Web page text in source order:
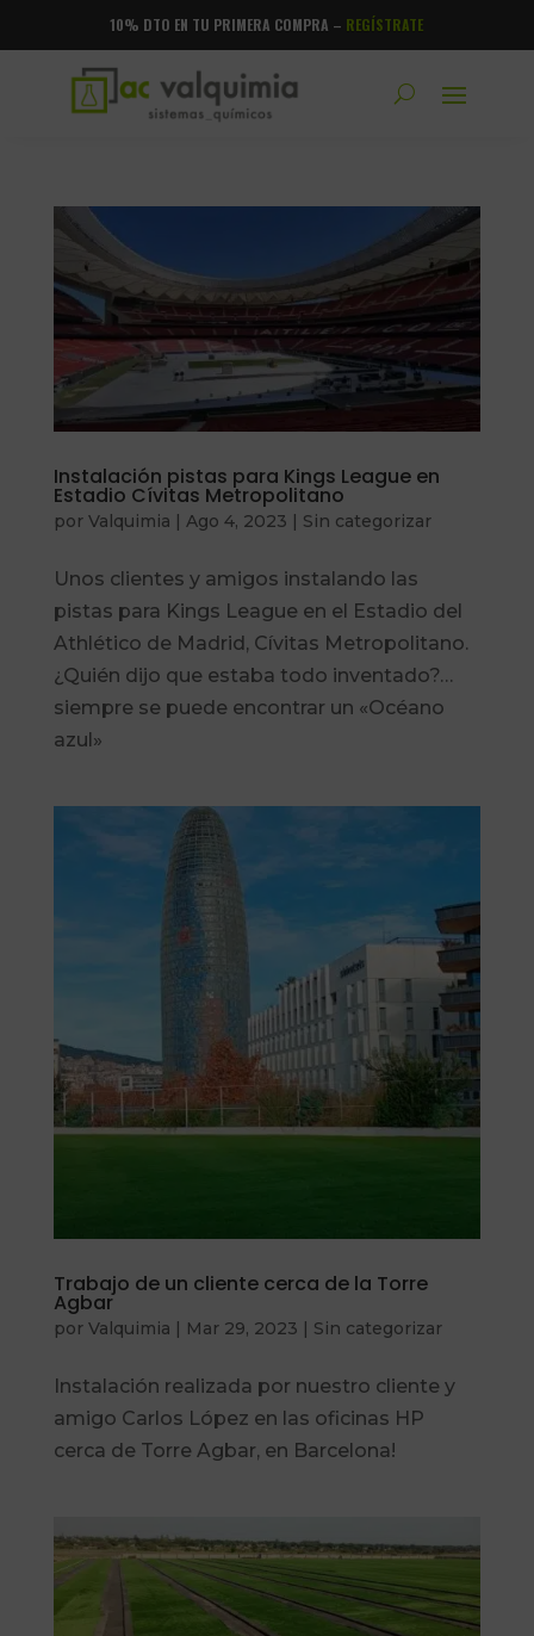
10% DTO EN TU PRIMERA COMPRA – REGÍSTRATE
Instalación pistas para Kings League en
Estadio Cívitas Metropolitano
por Valquimia | Ago 4, 2023 | Sin categorizar
Unos clientes y amigos instalando las
pistas para Kings League en el Estadio del
Athlético de Madrid, Cívitas Metropolitano.
¿Quién dijo que estaba todo inventado?…
siempre se puede encontrar un «Océano
azul»
Trabajo de un cliente cerca de la Torre
Agbar
por Valquimia Mar 29, 2023 Sin categorizar
Instalación realizada por nuestro cliente y
amigo Carlos López en las oficinas HP
cerca de Torre Agbar, en Barcelona!